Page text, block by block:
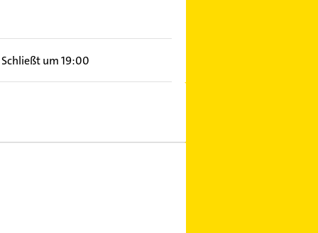
Schließt um 19:00